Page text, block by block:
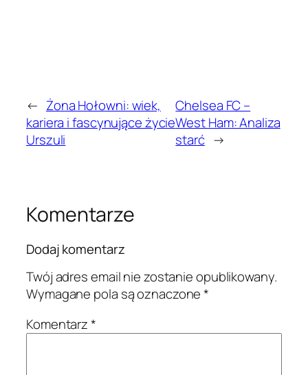
← Żona Hołowni: wiek,
kariera i fascynujące życie
Urszuli
Chelsea FC –
West Ham: Analiza
starć →
Komentarze
Dodaj komentarz
Twój adres email nie zostanie opublikowany.
Wymagane pola są oznaczone*
Komentarz*